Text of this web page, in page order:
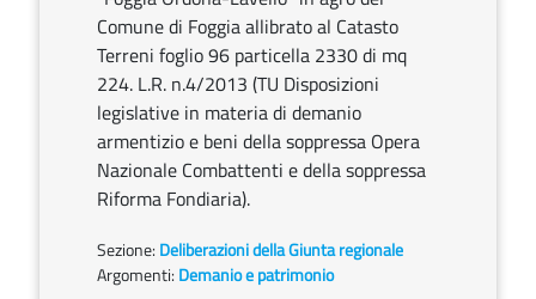
Comune di Foggia allibrato al Catasto
Terreni foglio 96 particella 2330 di mq
224. L.R. n.4/2013 (TU Disposizioni
legislative in materia di demanio
armentizio e beni della soppressa Opera
Nazionale Combattenti e della soppressa
Riforma Fondiaria).
Sezione: Deliberazioni della Giunta regionale
Argomenti: Demanio e patrimonio